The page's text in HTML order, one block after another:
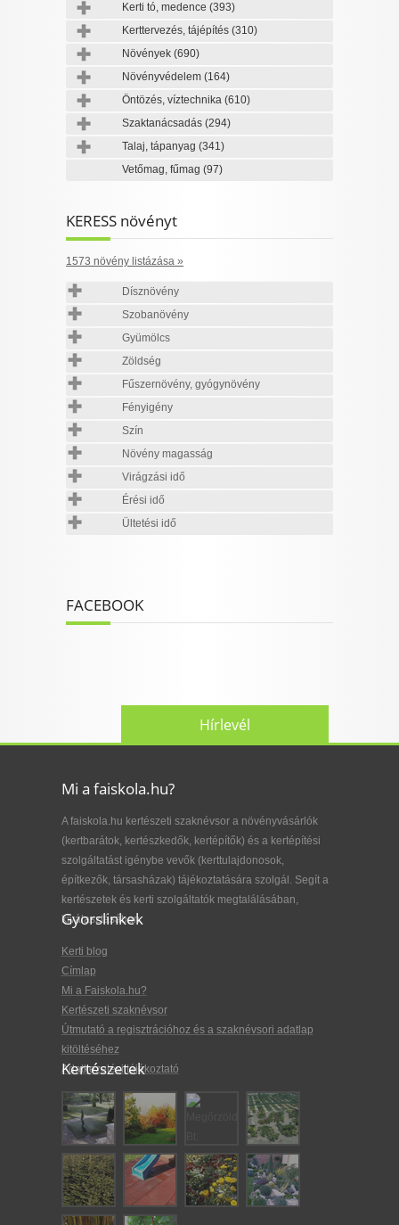
Kerti tó, medence (393)
Kerttervezés, tájépítés (310)
Növények (690)
Növényvédelem (164)
Öntözés, víztechnika (610)
Szaktanácsadás (294)
Talaj, tápanyag (341)
Vetőmag, fűmag (97)
KERESS növényt
1573 növény listázása »
Dísznövény
Szobanövény
Gyümölcs
Zöldség
Fűszernövény, gyógynövény
Fényigény
Szín
Növény magasság
Virágzási idő
Érési idő
Ültetési idő
FACEBOOK
Hírlevél
Mi a faiskola.hu?
A faiskola.hu kertészeti szaknévsor a növényvásárlók
(kertbarátok, kertészkedők, kertépítők) és a kertépítési
szolgáltatást igénybe vevők (kerttulajdonosok,
építkezők, társasházak) tájékoztatására szolgál. Segít a
kertészetek és kerti szolgáltatók megtalálásában,
kiválasztásában.
Gyorslinkek
Kerti blog
Címlap
Mi a Faiskola.hu?
Kertészeti szaknévsor
Útmutató a regisztrációhoz és a szaknévsori adatlap
kitöltéséhez
Adatkezelési tájékoztató
Kertészetek